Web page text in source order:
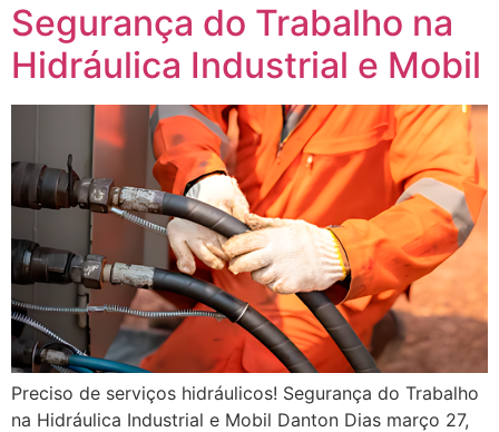
Segurança do Trabalho na
Hidráulica Industrial e Mobil
Preciso de serviços hidráulicos! Segurança do Trabalho
na Hidráulica Industrial e Mobil Danton Dias março 27,